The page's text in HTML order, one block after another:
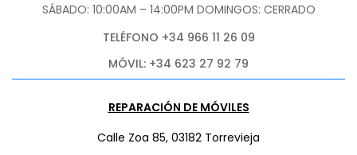
SÁBADO: 10:00AM – 14:00PM DOMINGOS: CERRADO
TELÉFONO +34 966 11 26 09
MÓVIL: +34 623 27 92 79
REPARACIÓN DE MÓVILES
Calle Zoa 85, 03182 Torrevieja